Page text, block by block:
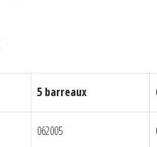
5 barreaux
062005